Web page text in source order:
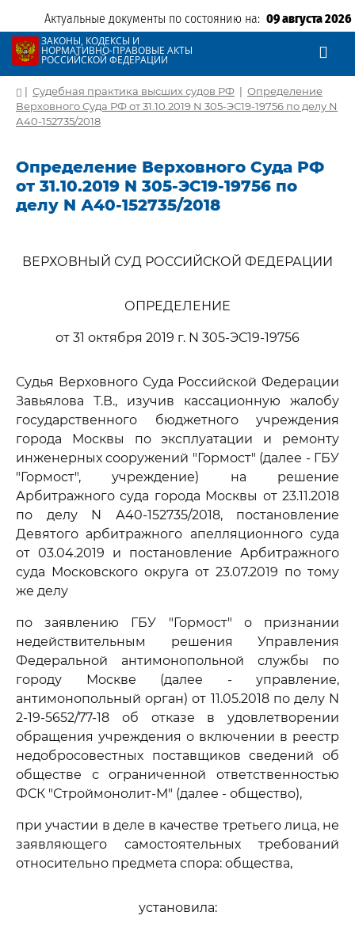
Актуальные документы по состоянию на: 09 августа 2026
ЗАКОНЫ, КОДЕКСЫ И
НОРМАТИВНО-ПРАВОВЫЕ АКТЫ
РОССИЙСКОЙ ФЕДЕРАЦИИ
| Судебная практика высших судов РФ | Определение
Верховного Суда РФ от 31.10.2019 N 305-ЭС19-19756 по делу N
А40-152735/2018
Определение Верховного Суда РФ
от 31.10.2019 N 305-ЭС19-19756 по
делу N А40-152735/2018
ВЕРХОВНЫЙ СУД РОССИЙСКОЙ ФЕДЕРАЦИИ
ОПРЕДЕЛЕНИЕ
от 31 октября 2019 г. N 305-ЭС19-19756
Судья Верховного Суда Российской Федерации
Завьялова Т.В., изучив кассационную жалобу
государственного бюджетного учреждения
города Москвы по эксплуатации и ремонту
инженерных сооружений "Гормост" (далее - ГБУ
"Гормост", учреждение) на решение
Арбитражного суда города Москвы от 23.11.2018
по делу N А40-152735/2018, постановление
Девятого арбитражного апелляционного суда
от 03.04.2019 и постановление Арбитражного
суда Московского округа от 23.07.2019 по тому
же делу
по заявлению ГБУ "Гормост" о признании
недействительным решения Управления
Федеральной антимонопольной службы по
городу Москве (далее - управление,
антимонопольный орган) от 11.05.2018 по делу N
2-19-5652/77-18 об отказе в удовлетворении
обращения учреждения о включении в реестр
недобросовестных поставщиков сведений об
обществе с ограниченной ответственностью
ФСК "Строймонолит-М" (далее - общество),
при участии в деле в качестве третьего лица, не
заявляющего самостоятельных требований
относительно предмета спора: общества,
установила: